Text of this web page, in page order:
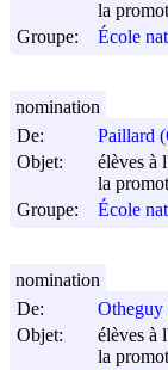
la
Groupe:
École
De:
Paillard
Objet:
élèves à
la
Groupe:
École
nomination
De:
Otheguy
Objet:
élèves à
la
nomination